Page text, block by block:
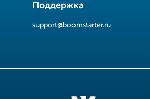
Поддержка
support@boomstarter.ru